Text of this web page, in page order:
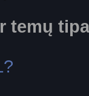
temų